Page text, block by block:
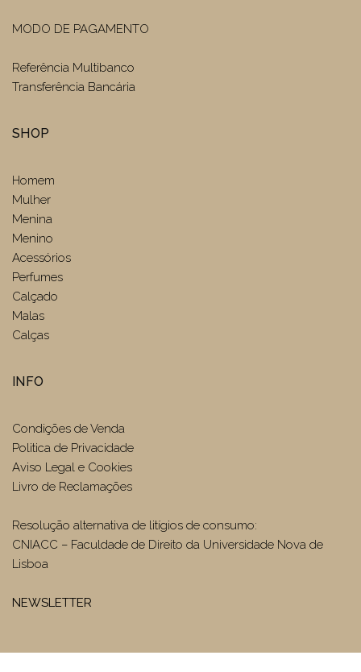
MODO DE PAGAMENTO
Referência Multibanco
Transferência Bancária
SHOP
Homem
Mulher
Menina
Menino
Acessórios
Perfumes
Calçado
Malas
Calças
INFO
Condições de Venda
Politica de Privacidade
Aviso Legal e Cookies
Livro de Reclamações
Resolução alternativa de litígios de consumo:
CNIACC – Faculdade de Direito da Universidade Nova de
Lisboa
NEWSLETTER